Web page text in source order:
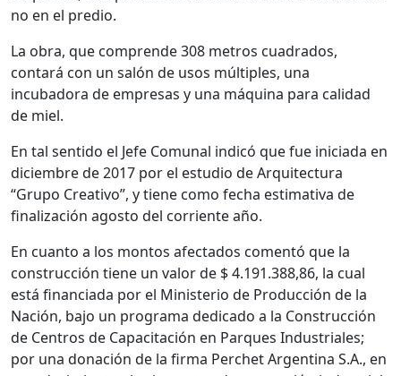
no en el predio.
La obra, que comprende 308 metros cuadrados,
contará con un salón de usos múltiples, una
incubadora de empresas y una máquina para calidad
de miel.
En tal sentido el Jefe Comunal indicó que fue iniciada en
diciembre de 2017 por el estudio de Arquitectura
“Grupo Creativo”, y tiene como fecha estimativa de
finalización agosto del corriente año.
En cuanto a los montos afectados comentó que la
construcción tiene un valor de $ 4.191.388,86, la cual
está financiada por el Ministerio de Producción de la
Nación, bajo un programa dedicado a la Construcción
de Centros de Capacitación en Parques Industriales;
por una donación de la firma Perchet Argentina S.A., en